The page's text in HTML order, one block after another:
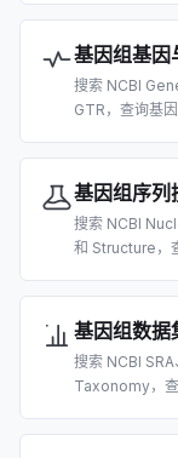
基因组基因
搜索 NCBI
GTR，查询基
基因组序列
搜索 NCBI
和 Structure，
基因组数据
搜索 NCBI
Taxonomy，查